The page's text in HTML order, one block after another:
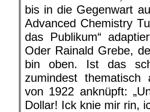
bis in die Gegenwart
Advanced Chemistry
das Publikum“
Oder Rainald Grebe,
bin oben. Ist das
zumindest thematisch
von 1922 anknüpft:
Dollar! Ick knie mir rin,